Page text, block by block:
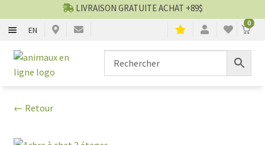
EN
0
Aller
à
Aller
au
LIVRAISON GRATUITE ACHAT +89$
CHIENS
← Retour